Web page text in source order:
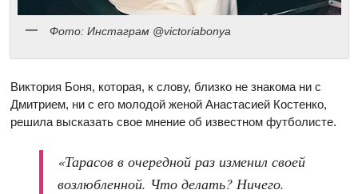
Фото: Инстаграм @victoriabonya
Виктория Боня, которая, к слову, близко не знакома ни с
Дмитрием, ни с его молодой женой Анастасией Костенко,
решила высказать свое мнение об известном футболисте.
«Тарасов в очередной раз изменил своей
возлюбленной. Что делать? Ничего.